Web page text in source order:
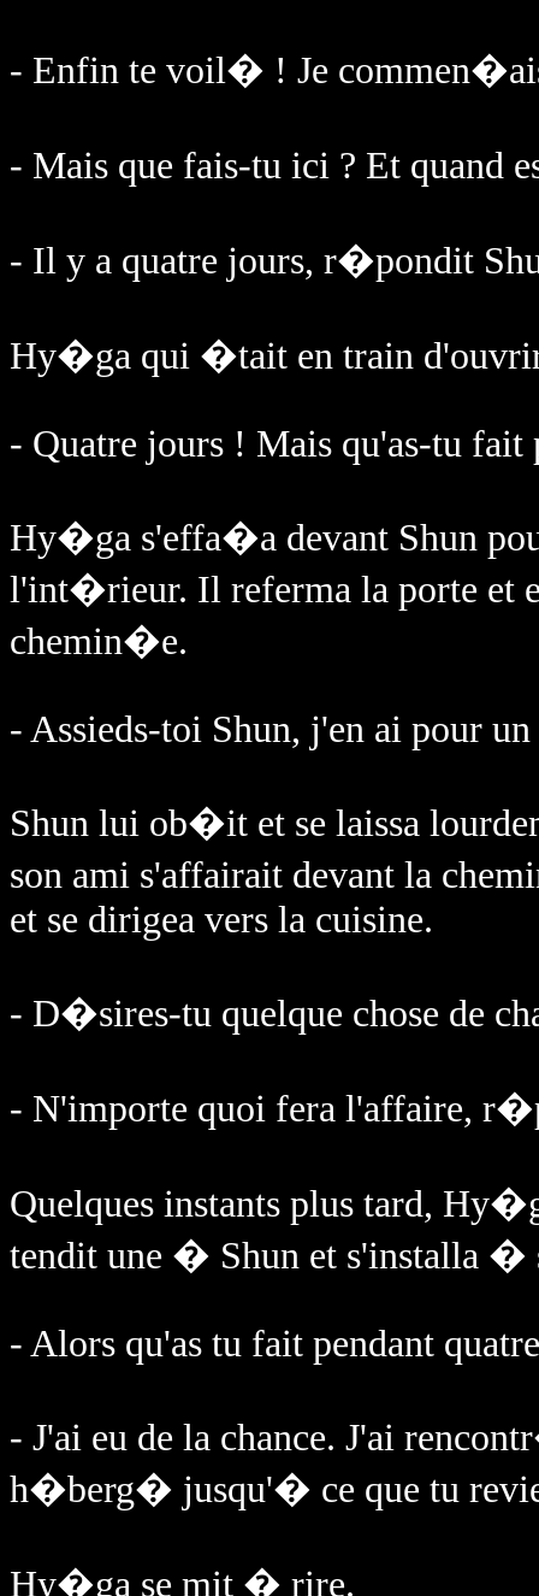
- Enfin te voil� ! Je
- Mais que fais-tu ici ? Et quand
- Il y a quatre jours, r�pondit
Hy�ga qui �tait en train d'ouvrir
- Quatre jours ! Mais qu'as-tu fait
Hy�ga s'effa�a devant Shun
l'int�rieur. Il referma la porte et
chemin�e.
- Assieds-toi Shun, j'en ai pour
Shun lui ob�it et se laissa
son ami s'affairait devant la
et se dirigea vers la cuisine.
- D�sires-tu quelque chose de
- N'importe quoi fera l'affaire,
Quelques instants plus tard,
tendit une � Shun et s'installa
- Alors qu'as tu fait pendant
- J'ai eu de la chance. J'ai
h�berg� jusqu'� ce que tu
Hy�ga se mit � rire.